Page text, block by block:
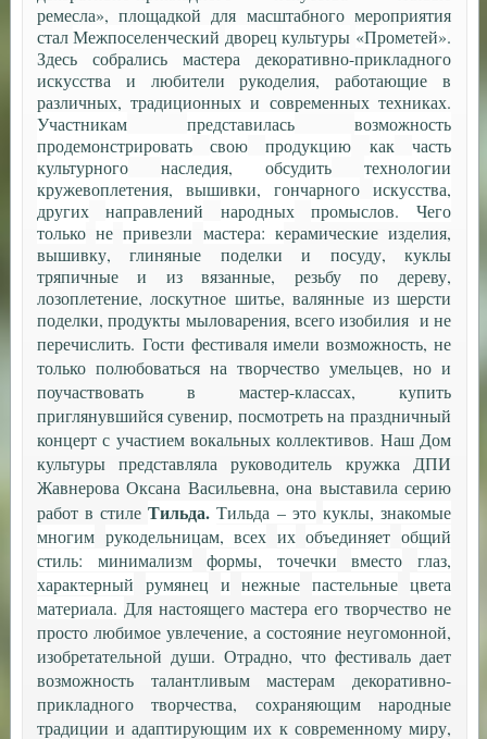
ремесла», площадкой для масштабного мероприятия
сталМежпоселенческий дворец культуры «Прометей».
Здесь собрались мастера декоративно-прикладного
искусства и любители рукоделия, работающие в
различных, традиционных и современных техниках.
Участникам
представилась
возможность
продемонстрировать
свою продукцию как
часть
культурного
наследия, обсудить
технологии
кружевоплетения, вышивки, гончарного искусства,
других
направлений народных
промыслов. Чего
только не привезли мастера: керамические изделия,
вышивку, глиняные поделки и посуду, куклы
тряпичные и из вязанные, резьбу по дереву,
лозоплетение, лоскутное шитье, валянные из шерсти
поделки, продукты мыловарения, всего изобилия и не
перечислить. Гости фестиваля имели возможность, не
только полюбоваться на творчество умельцев, но и
поучаствовать в мастер-классах, купить
приглянувшийся сувенир, посмотреть на праздничный
концерт с участием вокальных коллективов. Наш Дом
культуры представляла руководитель кружка ДПИ
Жавнерова Оксана Васильевна, она выставила серию
работ в стиле Тильда.Тильда – это куклы, знакомые
многим рукодельницам,всех их объединяет общий
стиль: минимализм формы, точечки вместо глаз,
характерный румянец и нежные пастельные цвета
материала. Для настоящего мастера его творчество не
просто любимое увлечение, а состояние неугомонной,
изобретательной души. Отрадно, что фестиваль дает
возможность талантливым мастерам декоративно-
прикладного творчества, сохраняющим народные
традиции и адаптирующим их к современному миру,